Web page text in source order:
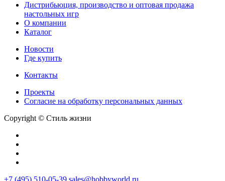
Дистрибьюция, производство и оптовая продажа
настольных игр
О компании
Каталог
Новости
Где купить
Контакты
Проекты
Cогласие на обработку персональных данных
Copyright © Стиль жизни